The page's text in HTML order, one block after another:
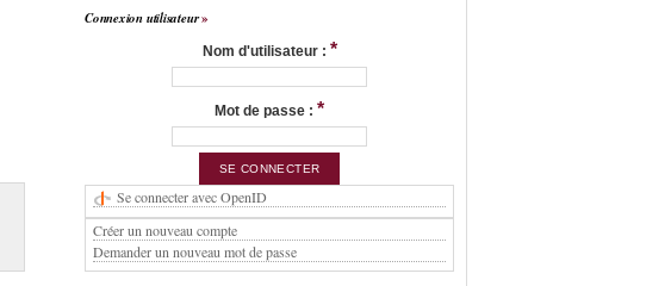
Connexion utilisateur
Nom d'utilisateur : *
Mot de passe : *
Se connecter avec OpenID
Créer un nouveau compte
Demander un nouveau mot de passe